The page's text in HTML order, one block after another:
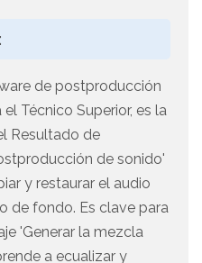
de postproducción
Técnico Superior, es la
Resultado de
de sonido'
y restaurar el audio
de fondo. Es clave para
'Generar la mezcla
a ecualizar y